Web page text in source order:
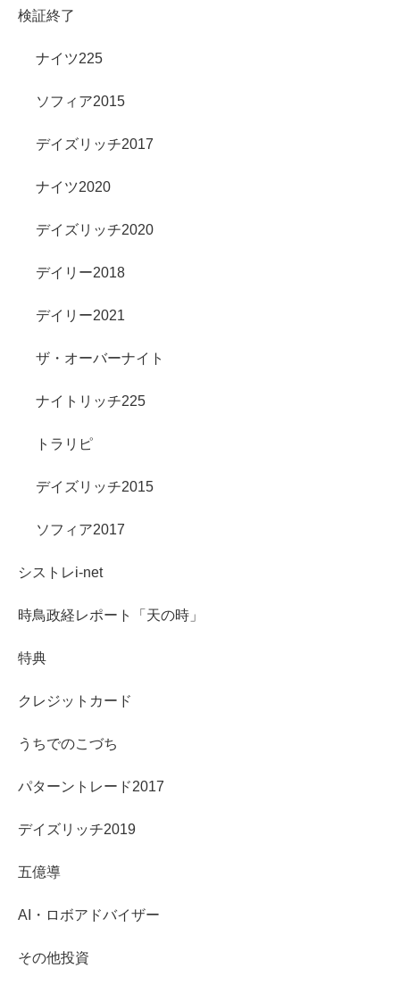
検証終了
ナイツ225
ソフィア2015
デイズリッチ2017
ナイツ2020
デイズリッチ2020
デイリー2018
デイリー2021
ザ・オーバーナイト
ナイトリッチ225
トラリピ
デイズリッチ2015
ソフィア2017
シストレi-net
時鳥政経レポート「天の時」
特典
クレジットカード
うちでのこづち
パターントレード2017
デイズリッチ2019
五億導
AI・ロボアドバイザー
その他投資